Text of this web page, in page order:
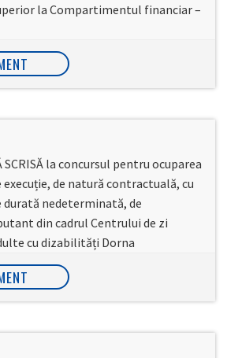
la Compartimentul financiar –
SCRISĂ la concursul pentru ocuparea
de natură contractuală, cu
nedeterminată, de
din cadrul Centrului de zi
cu dizabilități Dorna